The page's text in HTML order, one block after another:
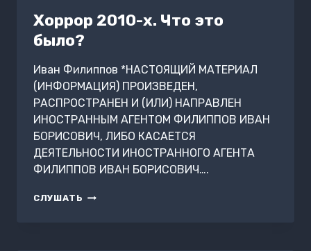
Хоррор 2010-х. Что это
было?
Иван Филиппов *НАСТОЯЩИЙ МАТЕРИАЛ
(ИНФОРМАЦИЯ) ПРОИЗВЕДЕН,
РАСПРОСТРАНЕН И (ИЛИ) НАПРАВЛЕН
ИНОСТРАННЫМ АГЕНТОМ ФИЛИППОВ ИВАН
БОРИСОВИЧ, ЛИБО КАСАЕТСЯ
ДЕЯТЕЛЬНОСТИ ИНОСТРАННОГО АГЕНТА
ФИЛИППОВ ИВАН БОРИСОВИЧ….
СЛУШАТЬ ХОРРОР